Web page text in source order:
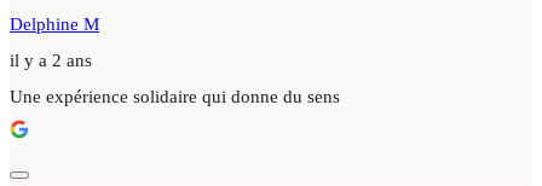
Delphine M
il y a 2 ans
Une expérience solidaire qui donne du sens